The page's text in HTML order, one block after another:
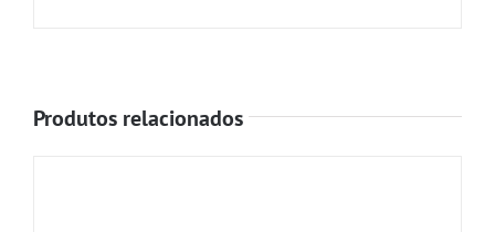
Produtos relacionados